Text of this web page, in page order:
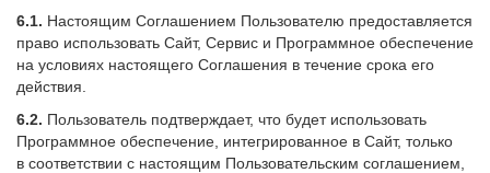
6.1. Настоящим Соглашением Пользователю предоставляется
право использовать Сайт, Сервис и Программное обеспечение
на условиях настоящего Соглашения в течение срока его
действия.
6.2. Пользователь подтверждает, что будет использовать
Программное обеспечение, интегрированное в Сайт, только
в соответствии с настоящим Пользовательским соглашением,